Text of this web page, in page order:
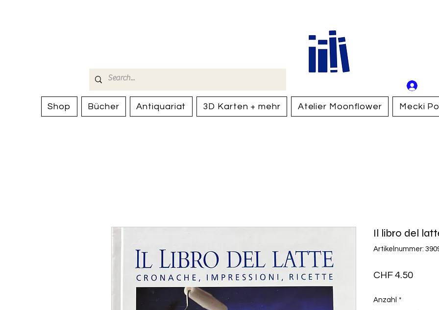
Shop Bücher Antiquariat 3D Karten + mehr Atelier Moonflower Mecki
Il libro del
Artikelnummer:
CHF 4.50Preis
Anzahl *